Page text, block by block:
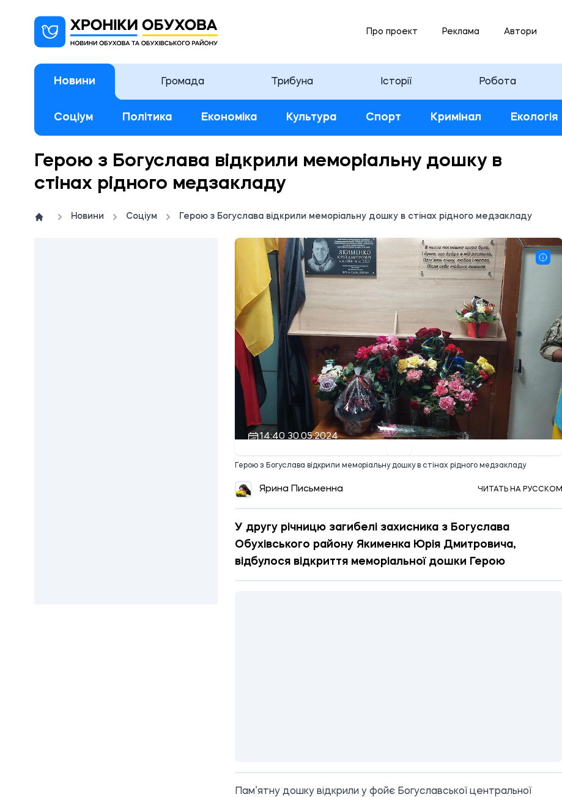
Про проект Реклама Автори
Новини Громада Трибуна Історії Робота
Соціум Політика Економіка Культура Спорт Кримінал Екологія
Герою з Богуслава відкрили меморіальну дошку в
стінах рідного медзакладу
Новини Соціум Герою з Богуслава відкрили меморіальну дошку в стінах рідного медзакладу
14:40 30.05.2024
Герою з Богуслава відкрили меморіальну дошку в стінах рідного медзакладу
Ярина Письменна ЧИТАТЬ НА РУССКОМ
У другу річницю загибелі захисника з Богуслава
Обухівського району Якименка Юрія Дмитровича,
відбулося відкриття меморіальної дошки Герою
Пам’ятну дошку відкрили у фойє Богуславської центральної